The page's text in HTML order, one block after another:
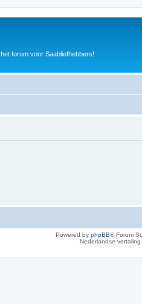
het forum voor Saabliefhebbers!
Powered by phpBB® Forum
Nederlandse